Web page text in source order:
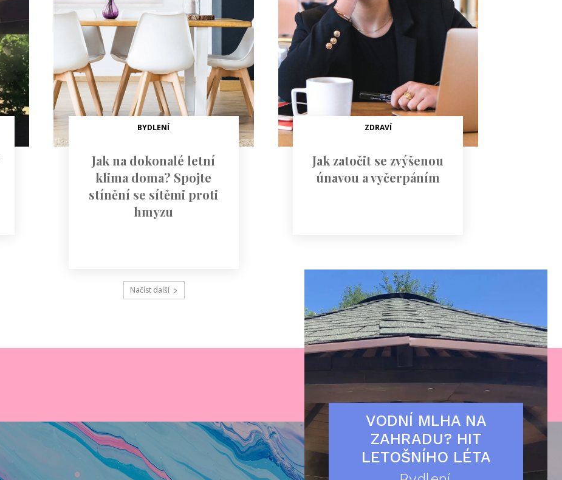
BYDLENÍ
Jak na dokonalé letní
klima doma? Spojte
stínění se sítěmi proti
hmyzu
ZDRAVÍ
Jak zatočit se zvýšenou
únavou a vyčerpáním
Načíst další
VODNÍ MLHA NA
ZAHRADU? HIT
LETOŠNÍHO LÉTA